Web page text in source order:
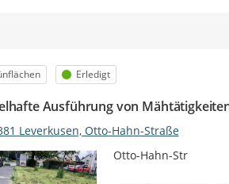
Status
Erledigt
Ausführung von
Leverkusen, Otto-Hahn-Straße
Otto-Hahn-Str